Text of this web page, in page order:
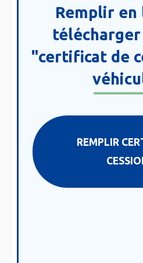
Remplir
"certificat de
REMPLIR